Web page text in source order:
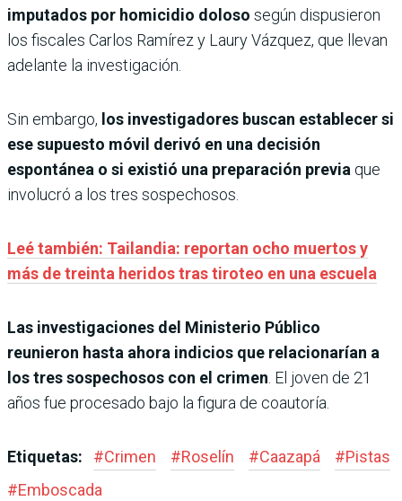
imputados por homicidio doloso según dispusieron
los fiscales Carlos Ramírez y Laury Vázquez, que llevan
adelante la investigación.
Sin embargo, los investigadores buscan establecer si
ese supuesto móvil derivó en una decisión
espontánea o si existió una preparación previa que
involucró a los tres sospechosos.
Leé también: Tailandia: reportan ocho muertos y
más de treinta heridos tras tiroteo en una escuela
Las investigaciones del Ministerio Público
reunieron hasta ahora indicios que relacionarían a
los tres sospechosos con el crimen. El joven de 21
años fue procesado bajo la figura de coautoría.
Etiquetas: #Crimen #Roselín #Caazapá #Pistas
#Emboscada